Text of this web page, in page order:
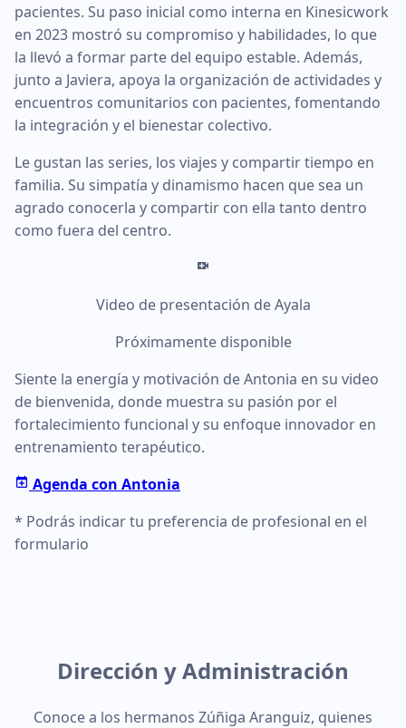
pacientes. Su paso inicial como interna en Kinesicwork
en 2023 mostró su compromiso y habilidades, lo que
la llevó a formar parte del equipo estable. Además,
junto a Javiera, apoya la organización de actividades y
encuentros comunitarios con pacientes, fomentando
la integración y el bienestar colectivo.
Le gustan las series, los viajes y compartir tiempo en
familia. Su simpatía y dinamismo hacen que sea un
agrado conocerla y compartir con ella tanto dentro
como fuera del centro.
Video de presentación de Ayala
Próximamente disponible
Siente la energía y motivación de Antonia en su video
de bienvenida, donde muestra su pasión por el
fortalecimiento funcional y su enfoque innovador en
entrenamiento terapéutico.
Agenda con Antonia
* Podrás indicar tu preferencia de profesional en el
formulario
Dirección y Administración
Conoce a los hermanos Zúñiga Aranguiz, quienes